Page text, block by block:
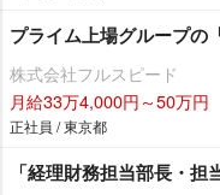
プライム上場グループの
株式会社フルスピード
月給33万4,000円～50万円
正社員 / 東京都
「経理財務担当部長・担